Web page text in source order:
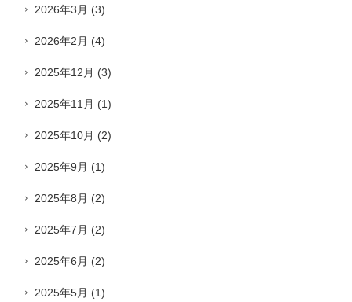
2026年3月 (3)
2026年2月 (4)
2025年12月 (3)
2025年11月 (1)
2025年10月 (2)
2025年9月 (1)
2025年8月 (2)
2025年7月 (2)
2025年6月 (2)
2025年5月 (1)